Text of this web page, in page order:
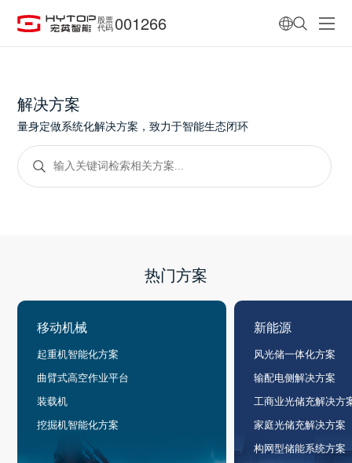
股票
代码 001266
解决方案
量身定做系统化解决方案，致力于智能生态闭环
热门方案
移动机械
起重机智能化方案
曲臂式高空作业平台
装载机
挖掘机智能化方案
新能源
风光储一体化方案
输配电侧解决方案
工商业光储充解决方
家庭光储充解决方案
构网型储能系统方案